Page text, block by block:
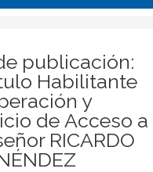
publicación:
Habilitante
y
de Acceso a
RICARDO